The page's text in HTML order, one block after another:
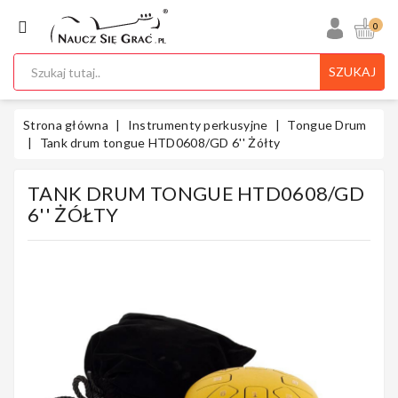
KATEGORIA
Ukulele
Gitary
0
SZUKAJ
Strona główna Instrumenty perkusyjne
Tongue Drum
Tank drum tongue HTD0608/GD 6'' Żółty
TANK DRUM TONGUE HTD0608/GD
6'' ŻÓŁTY